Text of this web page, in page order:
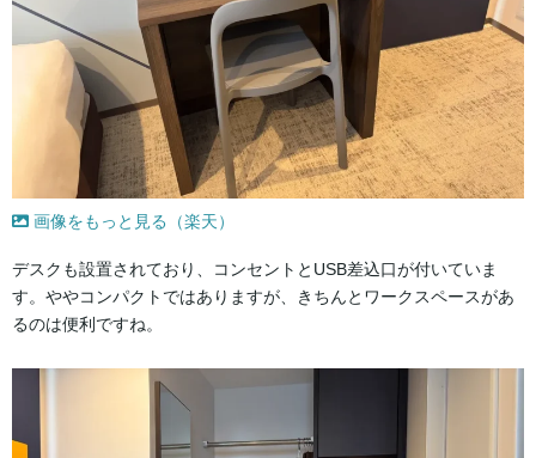
画像をもっと見る（楽天）
デスクも設置されており、コンセントとUSB差込口が付いていま
す。ややコンパクトではありますが、きちんとワークスペースがあ
るのは便利ですね。